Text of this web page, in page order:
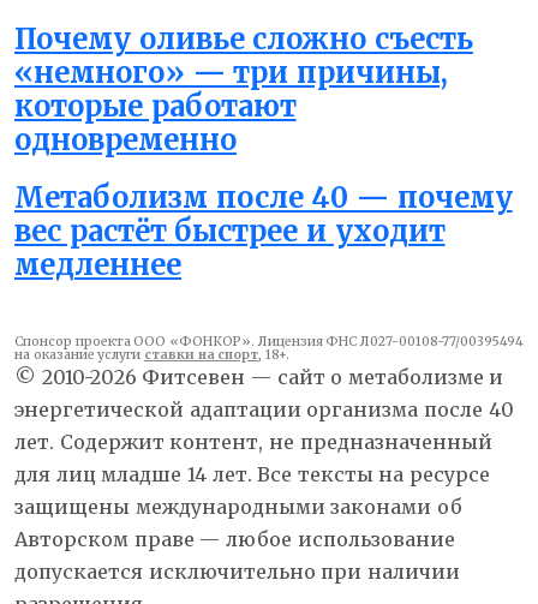
Почему оливье сложно съесть
«немного» — три причины,
которые работают
одновременно
Метаболизм после 40 — почему
вес растёт быстрее и уходит
медленнее
Спонсор проекта ООО «ФОНКОР». Лицензия ФНС Л027-00108-77/00395494
на оказание услуги ставки на спорт, 18+.
© 2010-2026 Фитсевен — сайт о метаболизме и
энергетической адаптации организма после 40
лет. Содержит контент, не предназначенный
для лиц младше 14 лет. Все тексты на ресурсе
защищены международными законами об
Авторском праве — любое использование
допускается исключительно при наличии